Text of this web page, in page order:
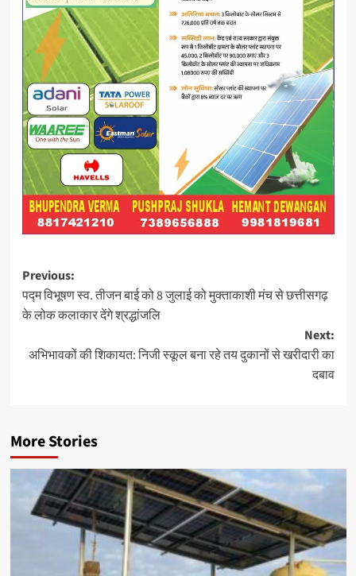
Post
navigation
Previous:
पद्म विभूषण स्व. तीजन बाई को 8 जुलाई को मुक्ताकाशी मंच से छत्तीसगढ़
के लोक कलाकार देंगे श्रद्धांजलि
Next:
अभिभावकों की शिकायत: निजी स्कूल बना रहे तय दुकानों से खरीदारी का
दबाव
More Stories